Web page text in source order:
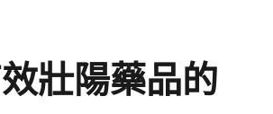
壯陽藥品的